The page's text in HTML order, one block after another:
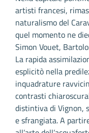
artisti francesi,
naturalismo del
quel momento ne
Simon Vouet,
La rapida
esplicitò nella
inquadrature
contrasti
distintiva di Vignon,
e sfrangiata. A